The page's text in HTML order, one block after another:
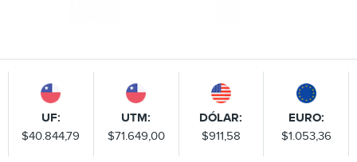
UF:
$40.844,79
UTM:
$71.649,00
DÓLAR:
$911,58
EURO:
$1.053,36